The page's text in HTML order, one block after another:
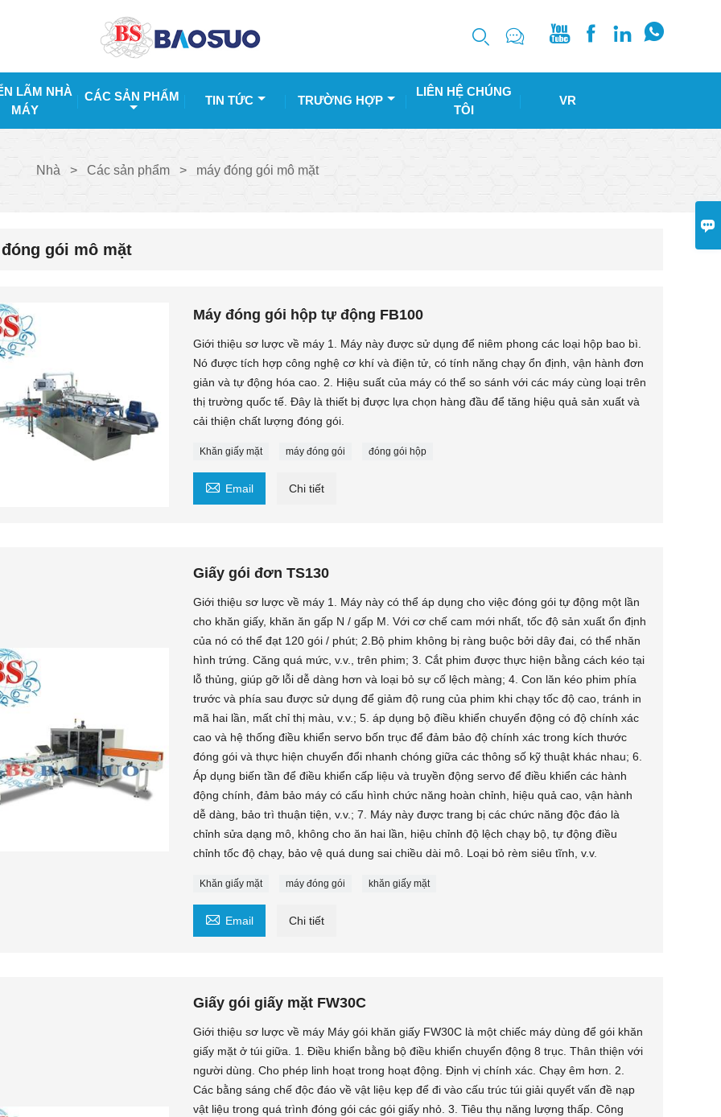

     
LÃM NHÀ
MÁY
CÁC SẢN PHẨM TIN TỨC TRƯỜNG HỢP
LIÊN HỆ CHÚNG
TÔI
VR
Nhà > Các sản phẩm > máy đóng gói mô mặt
gói mô mặt
Máy đóng gói hộp tự động FB100
Giới thiệu sơ lược về máy 1. Máy này được sử dụng để niêm phong các loại hộp bao bì.
Nó được tích hợp công nghệ cơ khí và điện tử, có tính năng chạy ổn định, vận hành đơn
giản và tự động hóa cao. 2. Hiệu suất của máy có thể so sánh với các máy cùng loại trên
thị trường quốc tế. Đây là thiết bị được lựa chọn hàng đầu để tăng hiệu quả sản xuất và
cải thiện chất lượng đóng gói.
Khăn giấy mặt máy đóng gói đóng gói hộp
 Email Chi tiết
Giấy gói đơn TS130
Giới thiệu sơ lược về máy 1. Máy này có thể áp dụng cho việc đóng gói tự động một lần
cho khăn giấy, khăn ăn gấp N / gấp M. Với cơ chế cam mới nhất, tốc độ sản xuất ổn định
của nó có thể đạt 120 gói / phút; 2.Bộ phim không bị ràng buộc bởi dây đai, có thể nhăn
hình trứng. Căng quá mức, v.v., trên phim; 3. Cắt phim được thực hiện bằng cách kéo tại
lỗ thủng, giúp gỡ lỗi dễ dàng hơn và loại bỏ sự cố lệch màng; 4. Con lăn kéo phim phía
trước và phía sau được sử dụng để giảm độ rung của phim khi chạy tốc độ cao, tránh in
mã hai lần, mất chỉ thị màu, v.v.; 5. áp dụng bộ điều khiển chuyển động có độ chính xác
cao và hệ thống điều khiển servo bốn trục để đảm bảo độ chính xác trong kích thước
đóng gói và thực hiện chuyển đổi nhanh chóng giữa các thông số kỹ thuật khác nhau; 6.
Áp dụng biến tần để điều khiển cấp liệu và truyền động servo để điều khiển các hành
động chính, đảm bảo máy có cấu hình chức năng hoàn chỉnh, hiệu quả cao, vận hành
dễ dàng, bảo trì thuận tiện, v.v.; 7. Máy này được trang bị các chức năng độc đáo là
chỉnh sửa dạng mô, không cho ăn hai lần, hiệu chỉnh độ lệch chạy bộ, tự động điều
chỉnh tốc độ chạy, bảo vệ quá dung sai chiều dài mô. Loại bỏ rèm siêu tĩnh, v.v.
Khăn giấy mặt máy đóng gói khăn giấy mặt
 Email Chi tiết
Giấy gói giấy mặt FW30C
Giới thiệu sơ lược về máy Máy gói khăn giấy FW30C là một chiếc máy dùng để gói khăn
giấy mặt ở túi giữa. 1. Điều khiển bằng bộ điều khiển chuyển động 8 trục. Thân thiện với
người dùng. Cho phép linh hoạt trong hoạt động. Định vị chính xác. Chạy êm hơn. 2.
Các bằng sáng chế độc đáo về vật liệu kẹp để đi vào cấu trúc túi giải quyết vấn đề nạp
vật liệu trong quá trình đóng gói các gói giấy nhỏ. 3. Tiêu thụ năng lượng thấp. Công